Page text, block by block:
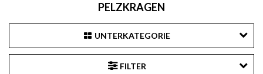
PELZKRAGEN
UNTERKATEGORIE
FILTER